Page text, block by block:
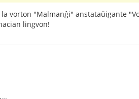
vorton "Malmanĝi" anstataŭigante
lingvon!